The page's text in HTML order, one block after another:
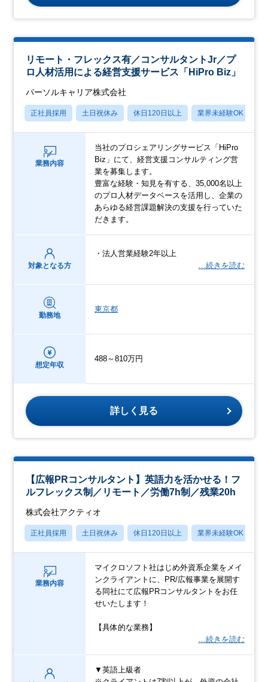
リモート・フレックス有／コンサルタントJr／プ
ロ人材活用による経営支援サービス「HiPro Biz」
パーソルキャリア株式会社
正社員採用 土日祝休み 休日120日以上 業界未経験OK
業務内容
当社のプロシェアリングサービス「HiPro
Biz」にて、経営支援コンサルティング営
業を募集します。
豊富な経験・知見を有する、35,000名以上
のプロ人材データベースを活用し、企業の
あらゆる経営課題解決の支援を行っていた
だきます。
対象となる方
・法人営業経験2年以上
…続きを読む
勤務地
東京都
想定年収
488～810万円
詳しく見る
【広報PRコンサルタント】英語力を活かせる！フ
ルフレックス制／リモート／労働7h制／残業20h
株式会社アクティオ
正社員採用 土日祝休み 休日120日以上 業界未経験OK
業務内容
マイクロソフト社はじめ外資系企業をメイ
ンクライアントに、PR/広報事業を展開す
る同社にて広報PRコンサルタントをお任
せいたします！
【具体的な業務】
…続きを読む
▼英語上級者